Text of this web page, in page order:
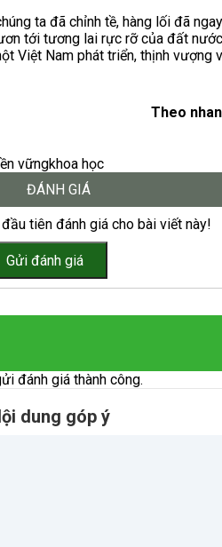
ta đã chỉnh tề, hàng lối đã
tới tương lai rực rỡ của đất
Việt Nam phát triển, thịnh vượng
Theo
vữngkhoa học
ĐÁNH GIÁ
tiên đánh giá cho bài viết này!
đánh giá thành công.
dung góp ý